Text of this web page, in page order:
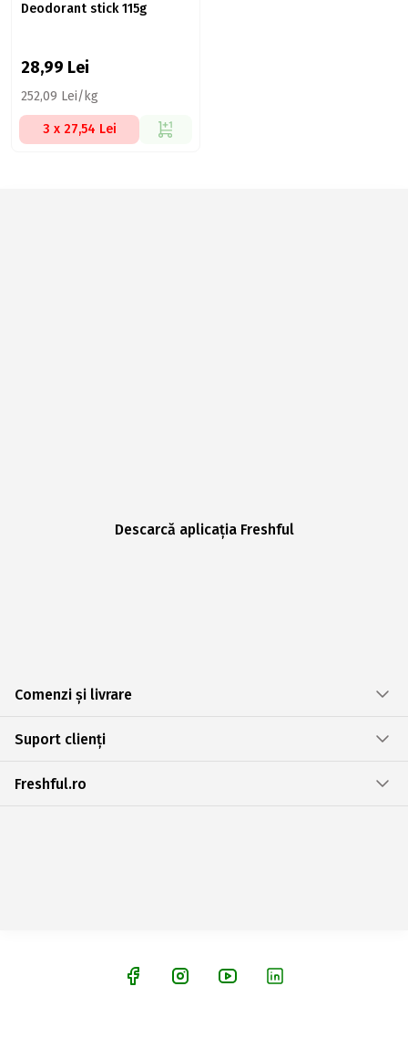
Deodorant stick 115g
28,99 Lei
252,09 Lei/kg
3 x 27,54 Lei
Descarcă aplicația Freshful
Comenzi și livrare
Suport clienți
Freshful.ro